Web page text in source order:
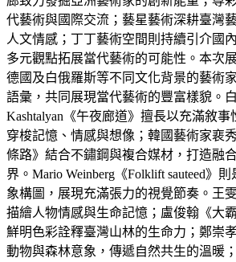
代藝術與國際交流；藝星藝術深耕臺灣
人文情感；丁丁藝術空間則持續引介國
多元觀點拓展當代藝術的可能性。本次
德國及白俄羅斯等不同文化背景的藝術
語彙，共同展現當代藝術的豐富樣貌。
Kashtalyan《午夜廊道》擅長以充滿敘
穿梭記憶、情感與想像；韓國藝術家裵
條路》結合不鏽鋼與複合媒材，打造融
界。Mario Weinberg《Folklift sauteed》
象構圖，展現充滿張力的視覺節奏。王
描繪人物情感與生命記憶；盧俊翰《大
鮮明色彩詮釋臺灣山林的生命力；鄭崇
動物與森林意象，傳遞自然共生的溫暖